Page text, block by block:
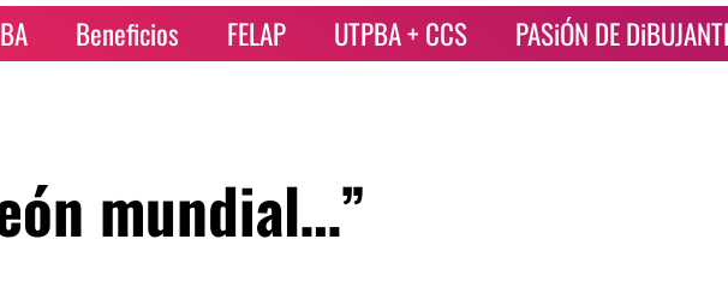
Beneficios FELAP UTPBA + CCS PASiÓN DE
mundial…”